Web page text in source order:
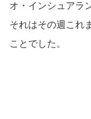
オ・インシュアラ
それはその週これ
ことでした。